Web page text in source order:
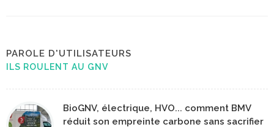
PAROLE D'UTILISATEURS
ILS ROULENT AU GNV
BioGNV, électrique, HVO... comment BMV
réduit son empreinte carbone sans sacrifier